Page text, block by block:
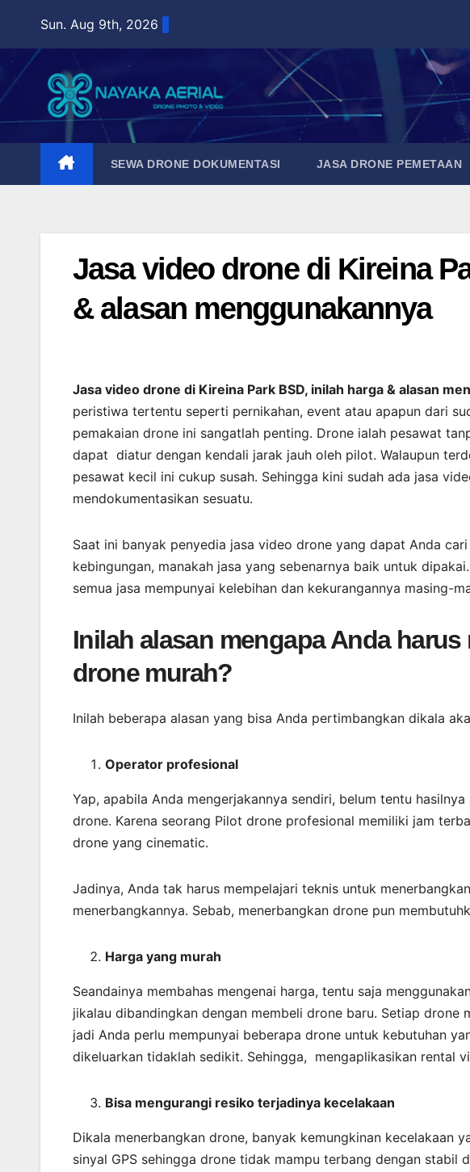
content
Sun. Aug 9th, 2026
SEWA DRONE DOKUMENTASI JASA DRONE PEMETAAN
Jasa video drone di Kireina
& alasan menggunakannya
Jasa video drone di Kireina Park BSD, inilah harga & alasan
peristiwa tertentu seperti pernikahan, event atau apapun dari
pemakaian drone ini sangatlah penting. Drone ialah pesawat
dapat diatur dengan kendali jarak jauh oleh pilot. Walaupun
pesawat kecil ini cukup susah. Sehingga kini sudah ada jasa
mendokumentasikan sesuatu.
Saat ini banyak penyedia jasa video drone yang dapat Anda
kebingungan, manakah jasa yang sebenarnya baik untuk
semua jasa mempunyai kelebihan dan kekurangannya masing-
Inilah alasan mengapa Anda
drone murah?
Inilah beberapa alasan yang bisa Anda pertimbangkan dikala
Operator profesional
Yap, apabila Anda mengerjakannya sendiri, belum tentu
drone. Karena seorang Pilot drone profesional memiliki jam
drone yang cinematic.
Jadinya, Anda tak harus mempelajari teknis untuk
menerbangkannya. Sebab, menerbangkan drone pun
Harga yang murah
Seandainya membahas mengenai harga, tentu saja
jikalau dibandingkan dengan membeli drone baru. Setiap drone
jadi Anda perlu mempunyai beberapa drone untuk kebutuhan
dikeluarkan tidaklah sedikit. Sehingga, mengaplikasikan rental
Bisa mengurangi resiko terjadinya kecelakaan
Dikala menerbangkan drone, banyak kemungkinan kecelakaan
sinyal GPS sehingga drone tidak mampu terbang dengan stabil